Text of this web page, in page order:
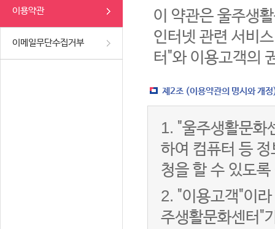
이용약관
이메일무단수집거부
이 약관은 울주생
인터넷 관련 서비
터"와 이용고객의
제2조 (이용약관의 명시와 개
1. "울주생활문화
하여 컴퓨터 등
청을 할 수 있도
2. "이용고객"이
주생활문화센터"